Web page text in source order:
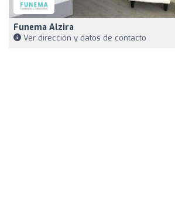
Funema Alzira
Ver dirección y datos de contacto